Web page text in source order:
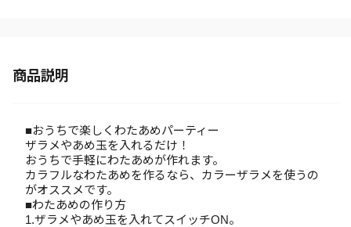
商品説明
■おうちで楽しくわたあめパーティー
ザラメやあめ玉を入れるだけ！
おうちで手軽にわたあめが作れます。
カラフルなわたあめを作るなら、カラーザラメを使うの
がオススメです。
■わたあめの作り方
1.ザラメやあめ玉を入れてスイッチON。